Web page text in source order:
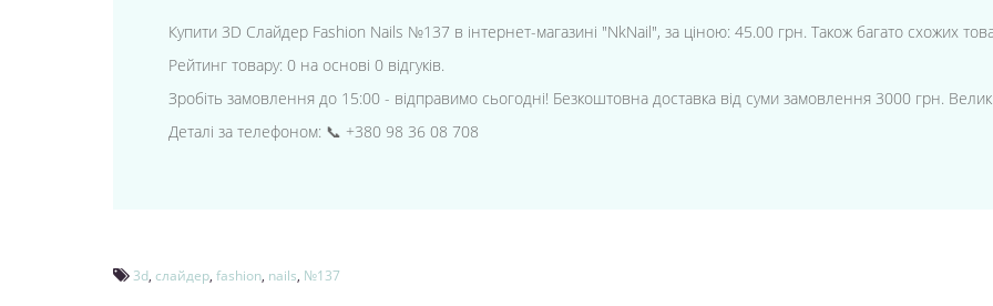
Купити 3D Слайдер Fashion Nails №137 в інтернет-магазині "NkNail", за ціною: 45.00 грн. Також багато схожих
Рейтинг товару: 0 на основі 0 відгуків.
Зробіть замовлення до 15:00 - відправимо сьогодні! Безкоштовна доставка від суми замовлення 3000 грн.
Деталі за телефоном: 📞 +380 98 36 08 708
3d, слайдер, fashion, nails, №137